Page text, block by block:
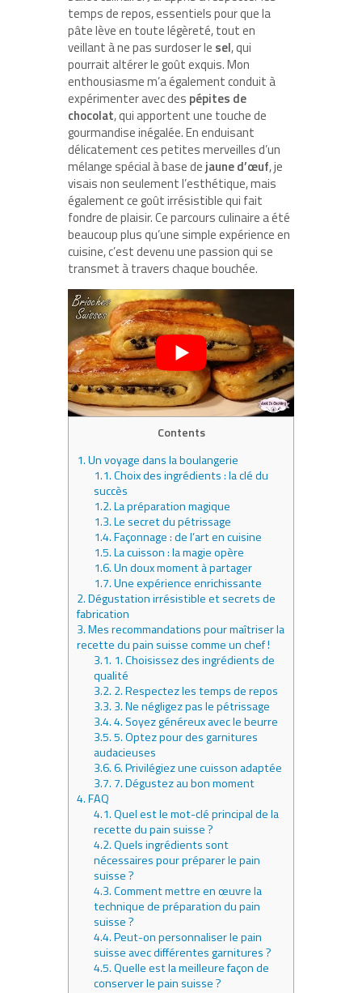
temps de repos, essentiels pour que la
pâte lève en toute légèreté, tout en
veillant à ne pas surdoser le sel, qui
pourrait altérer le goût exquis. Mon
enthousiasme m’a également conduit à
expérimenter avec des pépites de
chocolat, qui apportent une touche de
gourmandise inégalée. En enduisant
délicatement ces petites merveilles d’un
mélange spécial à base de jaune d’œuf, je
visais non seulement l’esthétique, mais
également ce goût irrésistible qui fait
fondre de plaisir. Ce parcours culinaire a été
beaucoup plus qu’une simple expérience en
cuisine, c’est devenu une passion qui se
transmet à travers chaque bouchée.
Contents
1.Un voyage dans la boulangerie
1.1.Choix des ingrédients : la clé du
succès
1.2.La préparation magique
1.3.Le secret du pétrissage
1.4.Façonnage : de l’art en cuisine
1.5.La cuisson : la magie opère
1.6.Un doux moment à partager
1.7.Une expérience enrichissante
2.Dégustation irrésistible et secrets de
fabrication
3.Mes recommandations pour maîtriser la
recette du pain suisse comme un chef !
3.1. 1. Choisissez des ingrédients de
qualité
3.2. 2. Respectez les temps de repos
3.3. 3. Ne négligez pas le pétrissage
3.4.4. Soyez généreux avec le beurre
3.5.5. Optez pour des garnitures
audacieuses
3.6.6. Privilégiez une cuisson adaptée
3.7. 7. Dégustez au bon moment
4.FAQ
4.1.Quel est le mot-clé principal de la
recette du pain suisse ?
4.2.Quels ingrédients sont
nécessaires pour préparer le pain
suisse ?
4.3.Comment mettre en œuvre la
technique de préparation du pain
suisse ?
4.4.Peut-on personnaliser le pain
suisse avec différentes garnitures ?
4.5.Quelle est la meilleure façon de
conserver le pain suisse ?